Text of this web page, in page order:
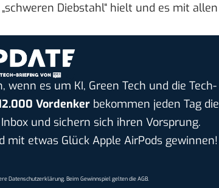
„schweren Diebstahl“ hielt und es mit allen
es um KI, Green Tech und die Tech-
Vordenkerbekommen jeden Tag die
und sichern sich ihren Vorsprung.
etwas Glück Apple AirPods gewinnen!
Datenschutzerklärung. Beim Gewinnspiel gelten dieAGB.